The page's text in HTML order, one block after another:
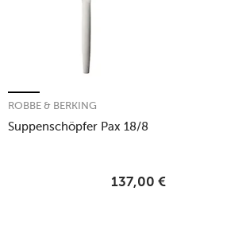
Suppenschöpfer Pax 18/8
ROBBE & BERKING
137,00 €